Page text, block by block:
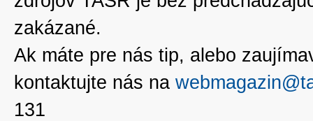
zakázané.
Ak máte pre nás tip, alebo
kontaktujte nás na
131